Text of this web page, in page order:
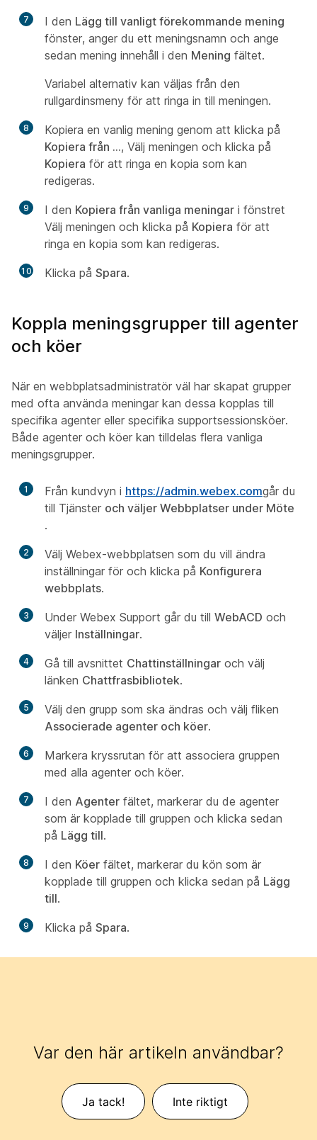
7 I den Lägg till vanligt förekommande mening
fönster, anger du ett meningsnamn och ange
sedan mening innehåll i den Mening fältet.
Variabel alternativ kan väljas från den
rullgardinsmeny för att ringa in till meningen.
8
Kopiera en vanlig mening genom att klicka på
Kopiera från …, Välj meningen och klicka på
Kopiera för att ringa en kopia som kan
redigeras.
9 I den Kopiera från vanliga meningar i fönstret
Välj meningen och klicka på Kopiera för att
ringa en kopia som kan redigeras.
10 Klicka på Spara.
Koppla meningsgrupper till agenter
och köer
När en webbplatsadministratör väl har skapat grupper
med ofta använda meningar kan dessa kopplas till
specifika agenter eller specifika supportsessionsköer.
Både agenter och köer kan tilldelas flera vanliga
meningsgrupper.
1 Från kundvyn i https://admin.webex.comgår du
till Tjänster och väljer Webbplatser under Möte
.
2
Välj Webex-webbplatsen som du vill ändra
inställningar för och klicka på Konfigurera
webbplats.
3 Under Webex Support går du till WebACD och
väljer Inställningar.
4 Gå till avsnittet Chattinställningar och välj
länken Chattfrasbibliotek.
5
Välj den grupp som ska ändras och välj fliken
Associerade agenter och köer.
6
Markera kryssrutan för att associera gruppen
med alla agenter och köer.
7 I den Agenter fältet, markerar du de agenter
som är kopplade till gruppen och klicka sedan
på Lägg till.
8 I den Köer fältet, markerar du kön som är
kopplade till gruppen och klicka sedan på Lägg
till.
9 Klicka på Spara.
Var den här artikeln användbar?
Ja tack! Inte riktigt